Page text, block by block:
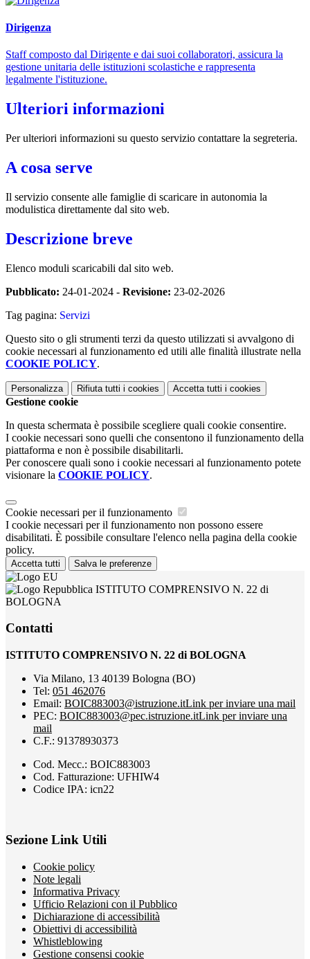
Dirigenza
Staff composto dal Dirigente e dai suoi collaboratori, assicura la
gestione unitaria delle istituzioni scolastiche e rappresenta
legalmente l'istituzione.
Ulteriori informazioni
Per ulteriori informazioni su questo servizio contattare la segreteria.
A cosa serve
Il servizio consente alle famiglie di scaricare in autonomia la
modulistica direttamente dal sito web.
Descrizione breve
Elenco moduli scaricabili dal sito web.
Pubblicato: 24-01-2024 - Revisione: 23-02-2026
Tag pagina: Servizi
Questo sito o gli strumenti terzi da questo utilizzati si avvalgono di
cookie necessari al funzionamento ed utili alle finalità illustrate nella
COOKIE POLICY.
Personalizza Rifiuta tutti i cookies Accetta tutti i cookies
Gestione cookie
In questa schermata è possibile scegliere quali cookie consentire.
I cookie necessari sono quelli che consentono il funzionamento della
piattaforma e non è possibile disabilitarli.
Per conoscere quali sono i cookie necessari al funzionamento potete
visionare la COOKIE POLICY.
Cookie necessari per il funzionamento
I cookie necessari per il funzionamento non possono essere
disabilitati. È possibile consultare l'elenco nella pagina della cookie
policy.
Accetta tutti Salva le preferenze
ISTITUTO COMPRENSIVO N. 22 di
BOLOGNA
Contatti
ISTITUTO COMPRENSIVO N. 22 di BOLOGNA
Via Milano, 13 40139 Bologna (BO)
Tel: 051 462076
Email: BOIC883003@istruzione.itLink per inviare una mail
PEC: BOIC883003@pec.istruzione.itLink per inviare una
mail
C.F.: 91378930373
Cod. Mecc.: BOIC883003
Cod. Fatturazione: UFHIW4
Codice IPA: icn22
Sezione Link Utili
Cookie policy
Note legali
Informativa Privacy
Ufficio Relazioni con il Pubblico
Dichiarazione di accessibilità
Obiettivi di accessibilità
Whistleblowing
Gestione consensi cookie